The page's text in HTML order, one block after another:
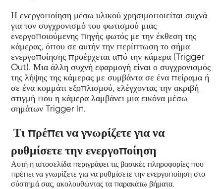
Η ενεργοποίηση μέσω υλικού χρησιμοποιείται συχνά
για τον συγχρονισμό του φωτισμού μιας
ενεργοποιούμενης πηγής φωτός με την έκθεση της
κάμερας, όπου σε αυτήν την περίπτωση το σήμα
ενεργοποίησης προέρχεται από την κάμερα (Trigger
Out). Μια άλλη συχνή εφαρμογή είναι ο συγχρονισμός
της λήψης της κάμερας με συμβάντα σε ένα πείραμα ή
σε ένα κομμάτι εξοπλισμού, ελέγχοντας την ακριβή
στιγμή που η κάμερα λαμβάνει μια εικόνα μέσω
σημάτων Trigger In.
Τι πρέπει να γνωρίζετε για να
ρυθμίσετε την ενεργοποίηση
Αυτή η ιστοσελίδα περιγράφει τις βασικές πληροφορίες που
πρέπει να γνωρίζετε για να ρυθμίσετε την ενεργοποίηση στο
σύστημά σας, ακολουθώντας τα παρακάτω βήματα.